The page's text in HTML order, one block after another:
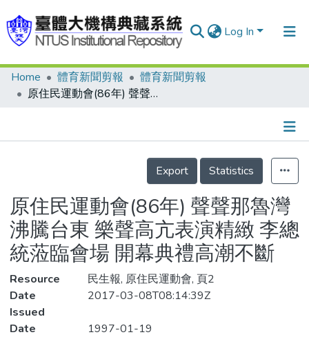
Log In
Communities & Collections
Statistics
Home 體育新聞剪報
體育新聞剪報
原住民運動會(86年) 聲聲那魯灣沸騰台東 樂聲高亢表演精緻 李總統蒞臨會場 開幕典禮高潮不斷
Details
Export
Statistics
原住民運動會(86年) 聲聲那魯灣
沸騰台東 樂聲高亢表演精緻 李總
統蒞臨會場 開幕典禮高潮不斷
Resource
民生報, 原住民運動會, 頁2
Date
Issued
2017-03-08T08:14:39Z
Date
1997-01-19